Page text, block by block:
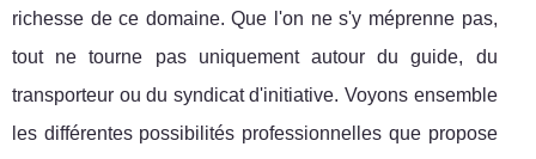
richesse de ce domaine. Que l'on ne s'y méprenne pas,
tout ne tourne pas uniquement autour du guide, du
transporteur ou du syndicat d'initiative. Voyons ensemble
les différentes possibilités professionnelles que propose